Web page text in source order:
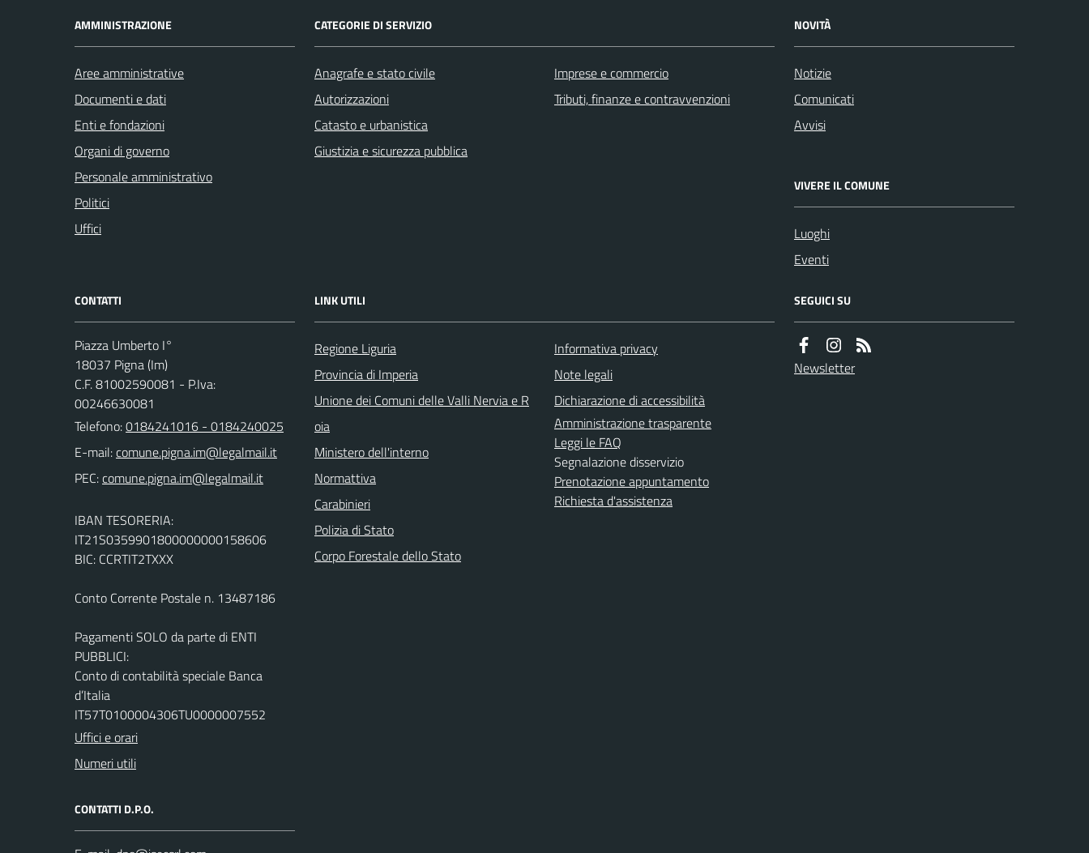
AMMINISTRAZIONE
Aree amministrative
Documenti e dati
Enti e fondazioni
Organi di governo
Personale amministrativo
Politici
Uffici
CATEGORIE DI SERVIZIO
Anagrafe e stato civile
Autorizzazioni
Catasto e urbanistica
Giustizia e sicurezza pubblica
Imprese e commercio
Tributi, finanze e contravvenzioni
NOVITÀ
Notizie
Comunicati
Avvisi
VIVERE IL COMUNE
Luoghi
Eventi
CONTATTI
Piazza Umberto I°
18037 Pigna (Im)
C.F. 81002590081 - P.Iva:
00246630081
Telefono:0184241016 - 0184240025
E-mail:
PEC:
IBAN TESORERIA:
IT21S0359901800000000158606
BIC: CCRTIT2TXXX
Conto Corrente Postale n. 13487186
Pagamenti SOLO da parte di ENTI
PUBBLICI:
Conto di contabilità speciale Banca
d’Italia
IT57T0100004306TU0000007552
Uffici e orari
Numeri utili
CONTATTI D.P.O.
LINK UTILI
Regione Liguria
Provincia di Imperia
Unione dei Comuni delle Valli Nervia e R
oia
Ministero dell'interno
Normattiva
Carabinieri
Polizia di Stato
Corpo Forestale dello Stato
Informativa privacy
Note legali
Dichiarazione di accessibilità
Amministrazione trasparente
Leggi le FAQ
Segnalazione disservizio
Prenotazione appuntamento
Richiesta d'assistenza
SEGUICI SU
Newsletter